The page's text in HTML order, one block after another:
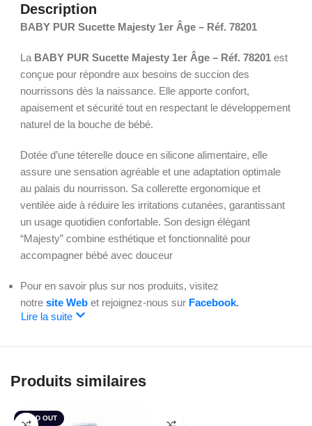
Description
BABY PUR Sucette Majesty 1er Âge – Réf. 78201
La BABY PUR Sucette Majesty 1er Âge – Réf. 78201 est
conçue pour répondre aux besoins de succion des
nourrissons dès la naissance. Elle apporte confort,
apaisement et sécurité tout en respectant le développement
naturel de la bouche de bébé.
Dotée d’une téterelle douce en silicone alimentaire, elle
assure une sensation agréable et une adaptation optimale
au palais du nourrisson. Sa collerette ergonomique et
ventilée aide à réduire les irritations cutanées, garantissant
un usage quotidien confortable. Son design élégant
“Majesty” combine esthétique et fonctionnalité pour
accompagner bébé avec douceur
Pour en savoir plus sur nos produits, visitez
notresite Web et rejoignez-nous sur Facebook.
Lire la suite
Produits similaires
SOLD OUT